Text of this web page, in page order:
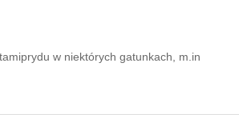
w niektórych gatunkach, m.in